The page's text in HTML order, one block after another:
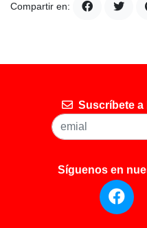
Compartir en:
Suscríbete a
Síguenos en